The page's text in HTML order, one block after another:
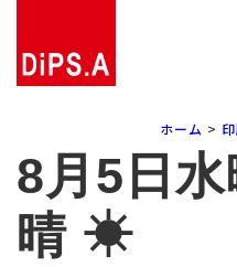
ホーム >
8月5日
晴 ☀